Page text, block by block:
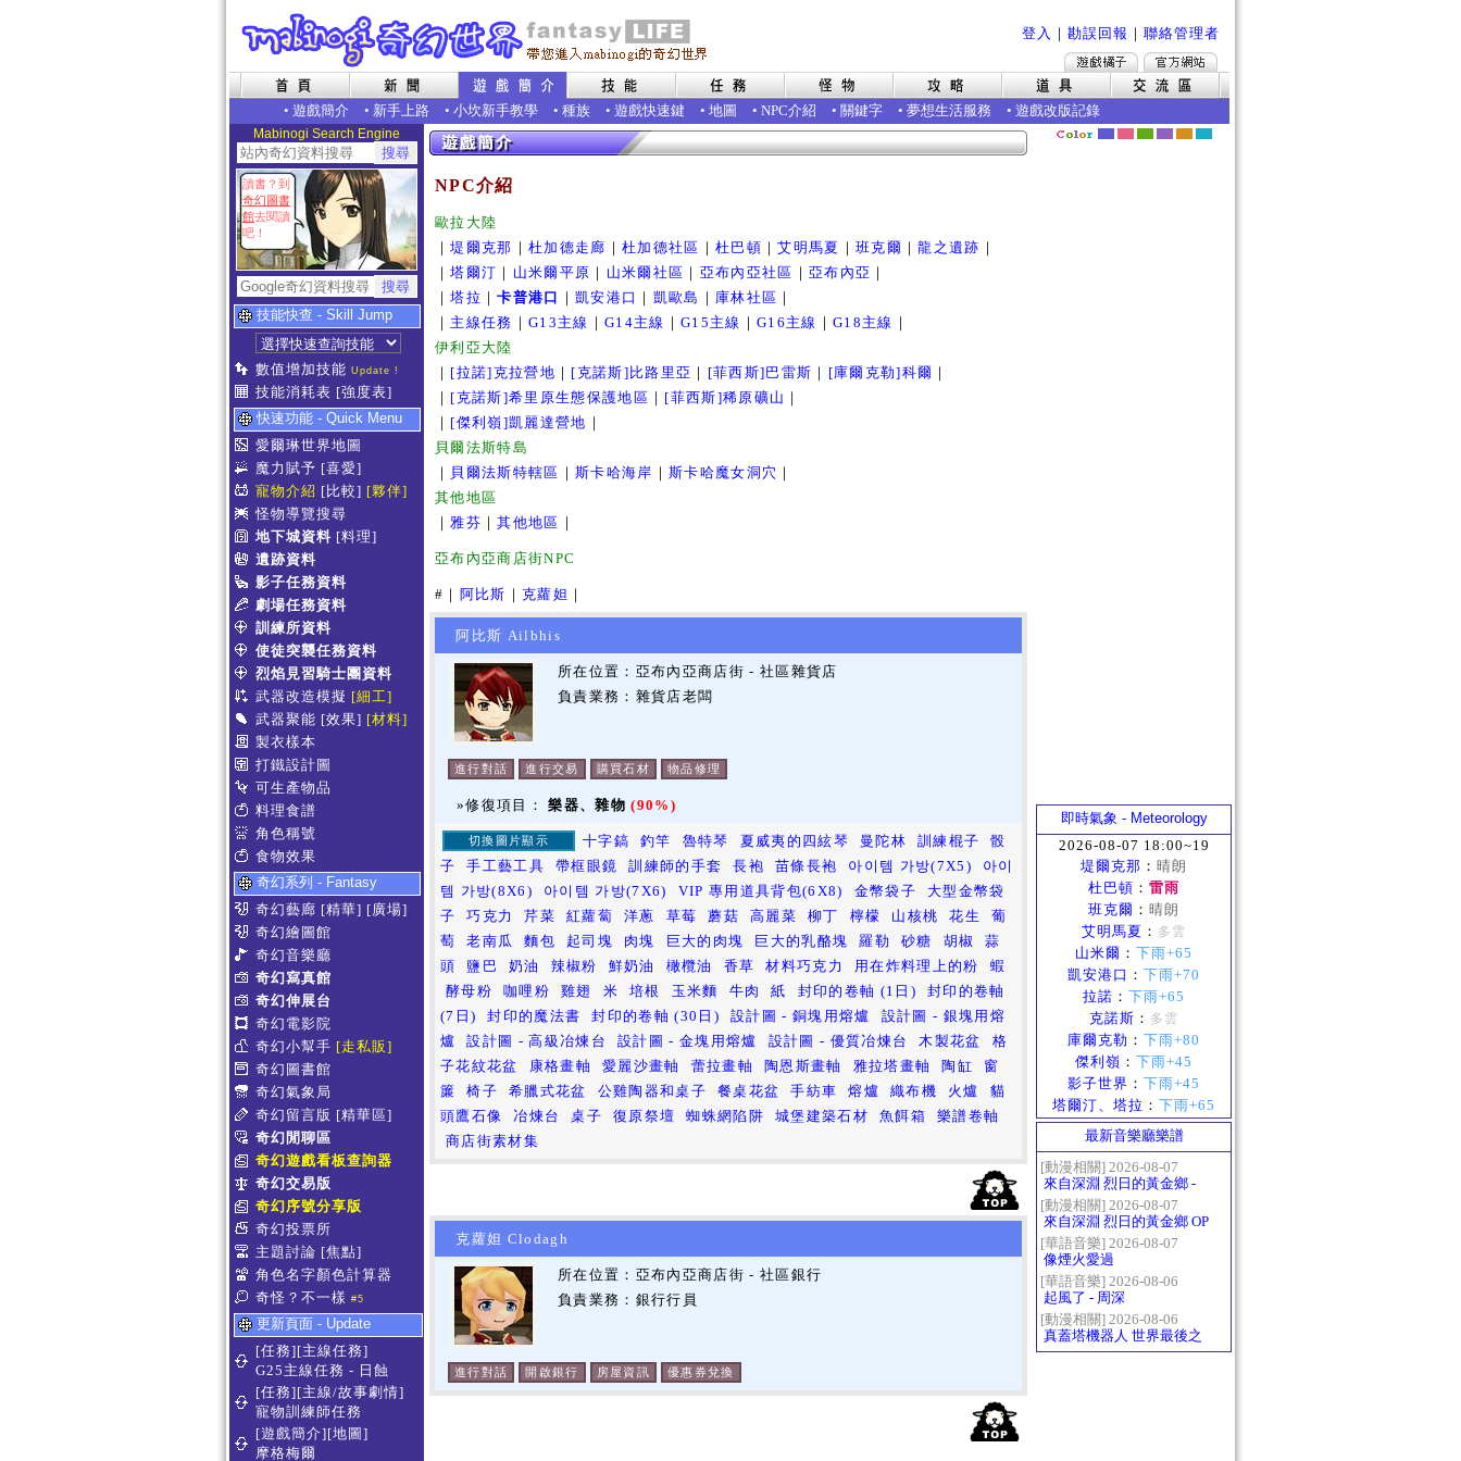
登入 ｜ 勘誤回報 ｜ 聯絡管理者
• 遊戲簡介 • 新手上路 • 小坎新手教學 • 種族 • 遊戲快速鍵 • 地圖 • NPC介紹 • 關鍵字 • 夢想生活服務 • 遊戲改版記錄
Mabinogi Search Engine
讀書？到
奇幻圖書
館去閱讀
吧！
技能快查 - Skill Jump
數值增加技能 Update !
技能消耗表 [強度表]
快速功能 - Quick Menu
愛爾琳世界地圖
魔力賦予 [喜愛]
寵物介紹 [比較] [夥伴]
怪物導覽搜尋
地下城資料 [料理]
遺跡資料
影子任務資料
劇場任務資料
訓練所資料
使徒突襲任務資料
烈焰見習騎士團資料
武器改造模擬 [細工]
武器聚能 [效果] [材料]
製衣樣本
打鐵設計圖
可生產物品
料理食譜
角色稱號
食物效果
奇幻系列 - Fantasy
奇幻藝廊 [精華] [廣場]
奇幻繪圖館
奇幻音樂廳
奇幻寫真館
奇幻伸展台
奇幻電影院
奇幻小幫手 [走私販]
奇幻圖書館
奇幻氣象局
奇幻留言版 [精華區]
奇幻閒聊區
奇幻遊戲看板查詢器
奇幻交易版
奇幻序號分享版
奇幻投票所
主題討論 [焦點]
角色名字顏色計算器
奇怪？不一樣 #5
更新頁面 - Update
[任務][主線任務]
G25主線任務 - 日蝕
[任務][主線/故事劇情]
寵物訓練師任務
[遊戲簡介][地圖]
摩格梅爾
NPC介紹
歐拉大陸
｜堤爾克那 ｜杜加德走廊 ｜杜加德社區 ｜杜巴頓 ｜艾明馬夏 ｜班克爾 ｜龍之遺跡 ｜
｜塔爾汀 ｜ 山米爾平原 ｜ 山米爾社區 ｜ 亞布內亞社區 ｜亞布內亞 ｜
｜塔拉 ｜卡普港口 ｜凱安港口 ｜ 凱歐島 ｜ 庫林社區 ｜
｜ 主線任務 ｜G13主線 ｜G14主線 ｜G15主線 ｜G16主線 ｜G18主線 ｜
伊利亞大陸
｜ [拉諾]克拉營地 ｜ [克諾斯]比路里亞 ｜ [菲西斯]巴雷斯 ｜ [庫爾克勒]科爾 ｜
｜ [克諾斯]希里原生態保護地區 ｜ [菲西斯]稀原礦山 ｜
｜ [傑利嶺]凱麗達營地 ｜
貝爾法斯特島
｜ 貝爾法斯特轄區 ｜斯卡哈海岸 ｜斯卡哈魔女洞穴 ｜
其他地區
｜雅芬 ｜其他地區 ｜
亞布內亞商店街NPC
#｜ 阿比斯 ｜克蘿妲 ｜
阿比斯 Ailbhis
所在位置：亞布內亞商店街 - 社區雜貨店
負責業務：雜貨店老闆
進行對話 進行交易 購買石材 物品修理
»修復項目：樂器、雜物 (90%)
切換圖片顯示 十字鎬 釣竿 魯特琴 夏威夷的四絃琴 曼陀林 訓練棍子
骰
子
手工藝工具 帶框眼鏡 訓練師的手套 長袍 苗條長袍 아이템 가방(7X5)
아이
템 가방(8X6)
아이템 가방(7X6) VIP 專用道具背包(6X8) 金幣袋子
大型金幣袋
子
巧克力 芹菜 紅蘿蔔 洋蔥 草莓 蘑菇 高麗菜 柳丁 檸檬 山核桃 花生
葡
萄
老南瓜 麵包 起司塊 肉塊 巨大的肉塊 巨大的乳酪塊 羅勒 砂糖 胡椒
蒜
頭
鹽巴 奶油 辣椒粉 鮮奶油 橄欖油 香草 材料巧克力 用在炸料理上的粉
蝦
酵母粉
咖哩粉 雞翅 米 培根 玉米麵 牛肉 紙 封印的卷軸 (1日)
封印的卷軸
(7日)
封印的魔法書 封印的卷軸 (30日) 設計圖 - 銅塊用熔爐
設計圖 - 銀塊用熔
爐
設計圖 - 高級冶煉台 設計圖 - 金塊用熔爐 設計圖 - 優質冶煉台 木製花盆
格
子花紋花盆
康格畫軸 愛麗沙畫軸 蕾拉畫軸 陶恩斯畫軸 雅拉塔畫軸 陶缸
窗
簾
椅子 希臘式花盆 公雞陶器和桌子 餐桌花盆 手紡車 熔爐 織布機 火爐
貓
頭鷹石像
冶煉台 桌子 復原祭壇 蜘蛛網陷阱 城堡建築石材 魚餌箱
樂譜卷軸
商店街素材集
克蘿妲 Clodagh
所在位置：亞布內亞商店街 - 社區銀行
負責業務：銀行行員
進行對話 開啟銀行 房屋資訊 優惠券兌換
即時氣象 - Meteorology
2026-08-07 18:00~19
堤爾克那 ： 晴朗
杜巴頓 ： 雷雨
班克爾 ： 晴朗
艾明馬夏 ： 多雲
山米爾 ： 下雨+65
凱安港口 ： 下雨+70
拉諾 ： 下雨+65
克諾斯 ： 多雲
庫爾克勒 ： 下雨+80
傑利嶺 ： 下雨+45
影子世界 ： 下雨+45
塔爾汀、塔拉 ： 下雨+65
最新音樂廳樂譜
[動漫相關] 2026-08-07
來自深淵 烈日的黃金鄉 -
Gravity
[動漫相關] 2026-08-07
來自深淵 烈日的黃金鄉 OP
- かたち(Katachi)
[華語音樂] 2026-08-07
像煙火愛過
[華語音樂] 2026-08-06
起風了 - 周深
[動漫相關] 2026-08-06
真蓋塔機器人 世界最後之
日OP2 HEATS